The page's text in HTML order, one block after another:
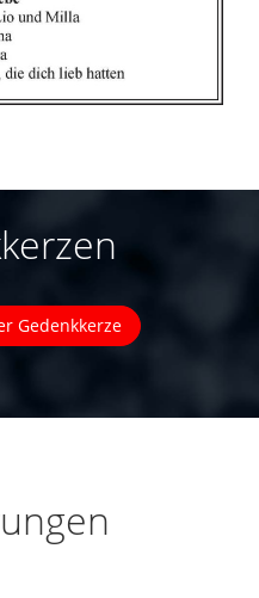
Gedenkkerze